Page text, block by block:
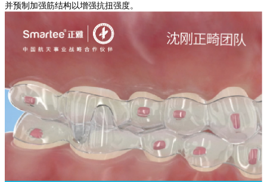
并预制加强筋结构以增强抗扭强度。